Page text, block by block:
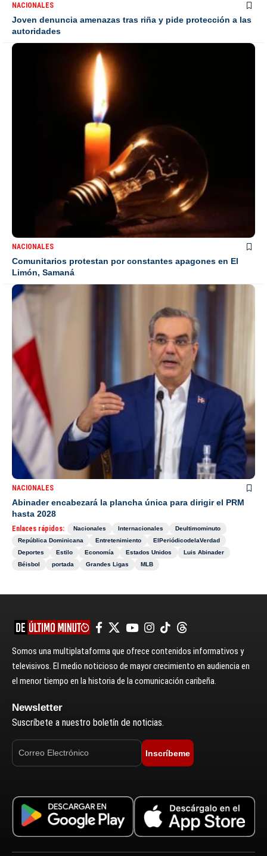
NACIONALES
Joven denuncia amenazas tras riña y pide protección a las
autoridades
NACIONALES
Comunitarios protestan por constantes apagones en El
Limón, Samaná
NACIONALES
Abinader encabezará la plancha única para dirigir el PRM
hasta 2028
Enlaces rápidos: Nacionales Internacionales
Deultimominuto
República Dominicana
Entretenimiento
ElPeriódicodelaVerdad
Deportes
Estilo Economía Estados Unidos
Luis Abinader
Béisbol
portada Grandes Ligas MLB
Somos una multiplataforma que ofrece contenidos informativos y
televisivos. El medio noticioso de mayor crecimiento en audiencia en
el menor tiempo en la historia de la comunicación caribeña.
Newsletter
Suscríbete a nuestro boletín de noticias.
Inscríbeme